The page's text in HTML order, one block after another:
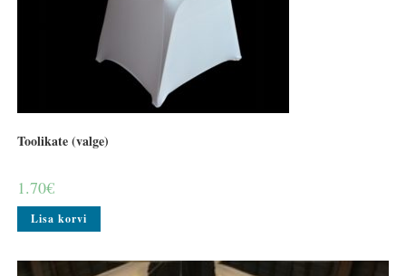
Toolikate (valge)
1.70€
Lisa korvi